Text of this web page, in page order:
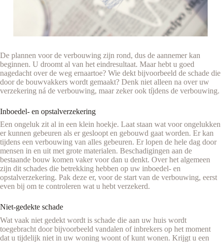
De plannen voor de verbouwing zijn rond, dus de aannemer kan
beginnen. U droomt al van het eindresultaat. Maar hebt u goed
nagedacht over de weg ernaartoe? Wie dekt bijvoorbeeld de schade die
door de bouwvakkers wordt gemaakt? Denk niet alleen na over uw
verzekering ná de verbouwing, maar zeker ook tíjdens de verbouwing.
Inboedel- en opstalverzekering
Een ongeluk zit al in een klein hoekje. Laat staan wat voor ongelukken
er kunnen gebeuren als er gesloopt en gebouwd gaat worden. Er kan
tijdens een verbouwing van alles gebeuren. Er lopen de hele dag door
mensen in en uit met grote materialen. Beschadigingen aan de
bestaande bouw komen vaker voor dan u denkt. Over het algemeen
zijn dit schades die betrekking hebben op uw inboedel- en
opstalverzekering. Pak deze er, voor de start van de verbouwing, eerst
even bij om te controleren wat u hebt verzekerd.
Niet-gedekte schade
Wat vaak niet gedekt wordt is schade die aan uw huis wordt
toegebracht door bijvoorbeeld vandalen of inbrekers op het moment
dat u tijdelijk niet in uw woning woont of kunt wonen. Krijgt u een